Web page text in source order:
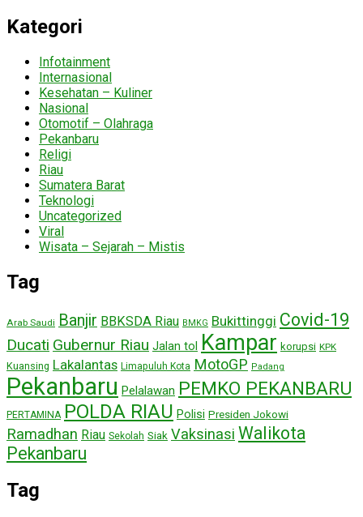
Kategori
Infotainment
Internasional
Kesehatan – Kuliner
Nasional
Otomotif – Olahraga
Pekanbaru
Religi
Riau
Sumatera Barat
Teknologi
Uncategorized
Viral
Wisata – Sejarah – Mistis
Tag
Arab Saudi Banjir BBKSDA Riau BMKG Bukittinggi Covid-19
Ducati Gubernur Riau Jalan tol Kampar korupsi KPK
Kuansing Lakalantas Limapuluh Kota MotoGP Padang
Pekanbaru Pelalawan PEMKO PEKANBARU
PERTAMINA POLDA RIAU Polisi Presiden Jokowi
Ramadhan Riau Sekolah Siak Vaksinasi Walikota
Pekanbaru
Tag